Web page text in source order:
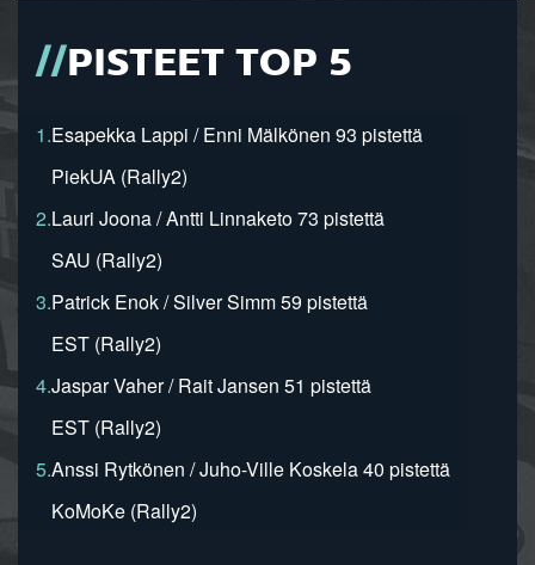
PISTEET TOP 5
1.Esapekka Lappi / Enni Mälkönen 93 pistettä
PiekUA (Rally2)
2.Lauri Joona / Antti Linnaketo 73 pistettä
SAU (Rally2)
3.Patrick Enok / Silver Simm 59 pistettä
EST (Rally2)
4.Jaspar Vaher / Rait Jansen 51 pistettä
EST (Rally2)
5.Anssi Rytkönen / Juho-Ville Koskela 40 pistettä
KoMoKe (Rally2)